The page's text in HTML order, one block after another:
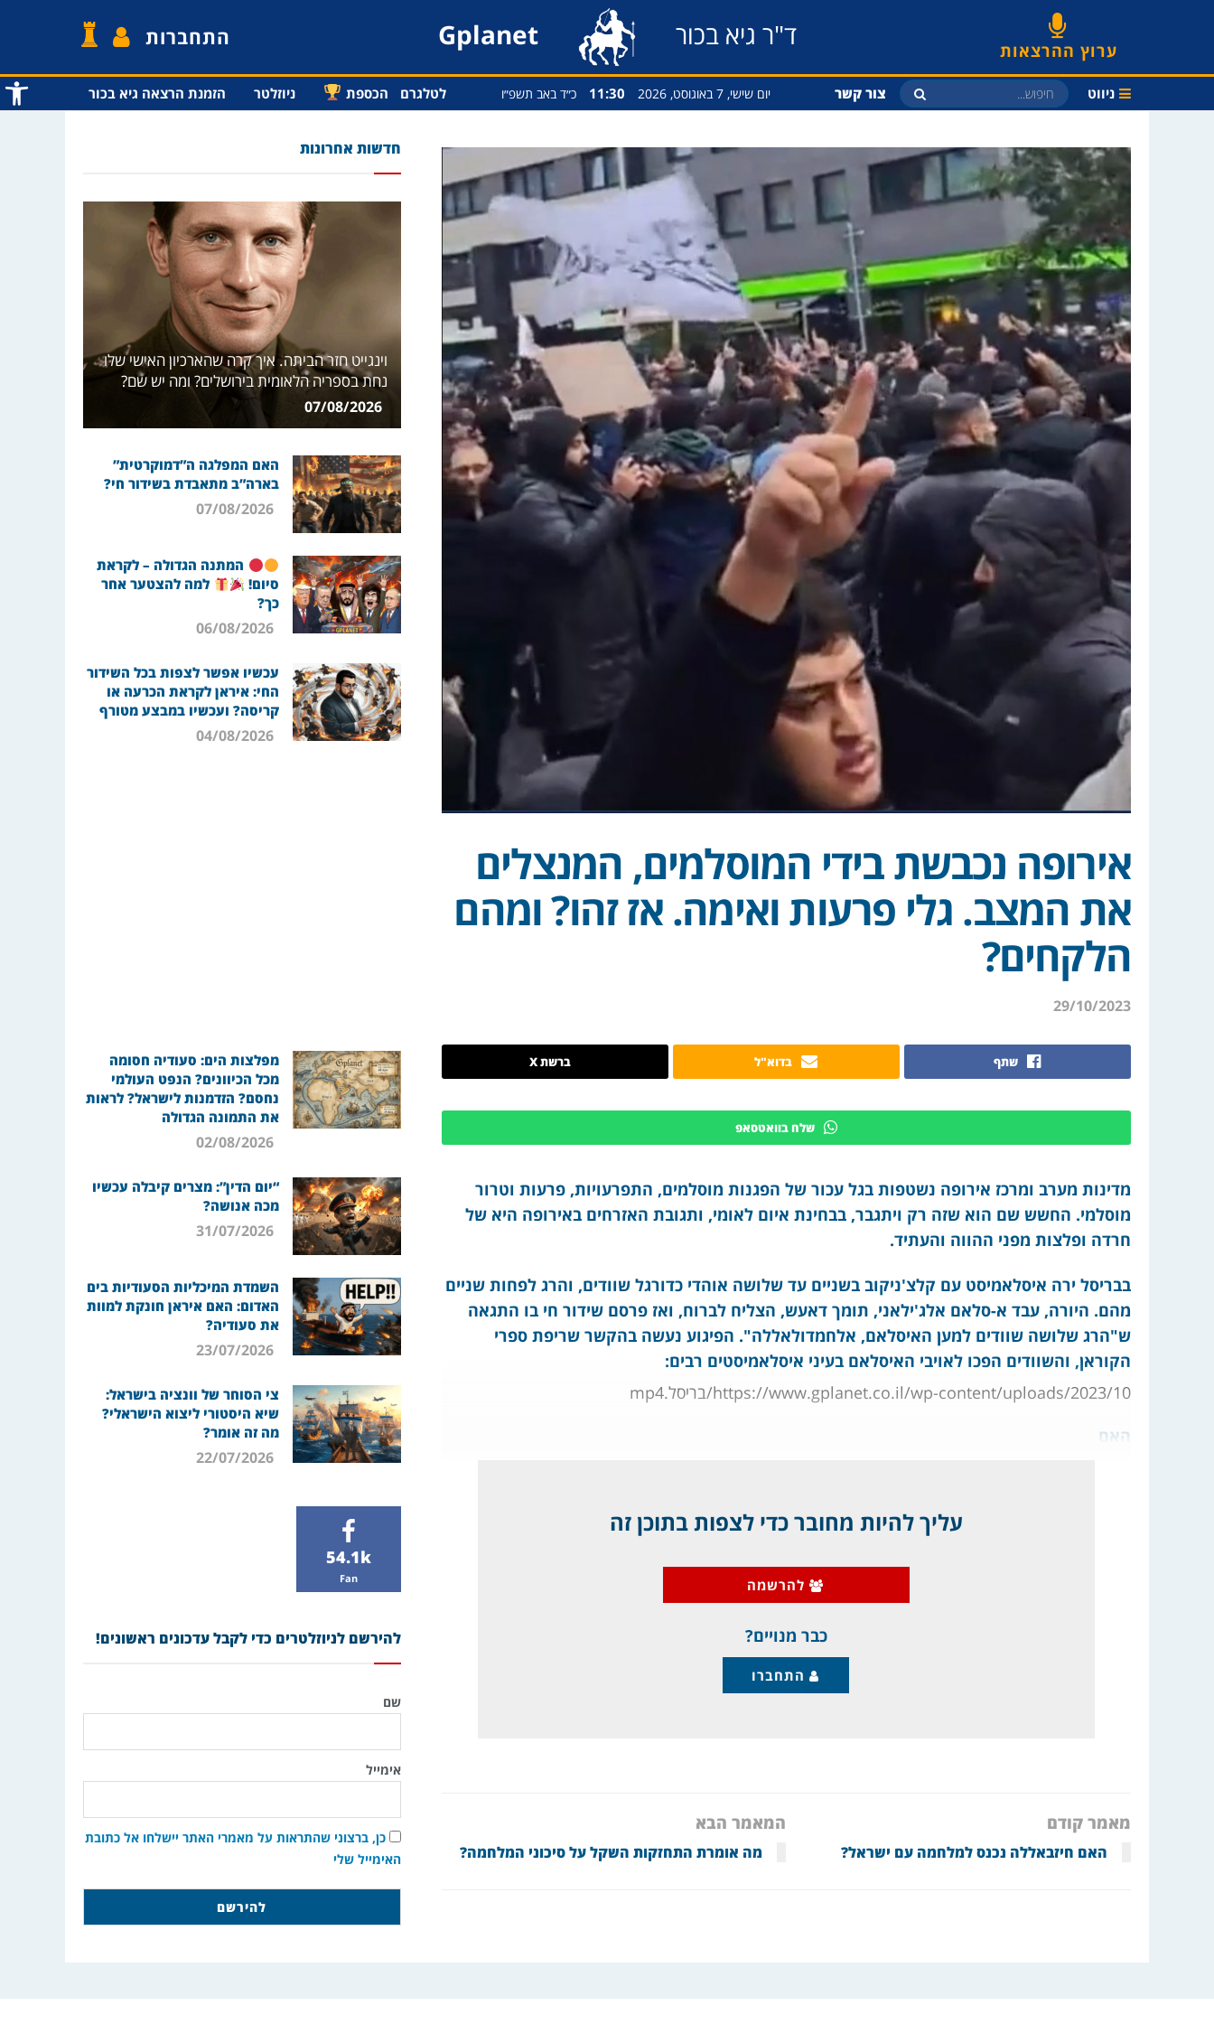
פתח
ערוץ ההרצאות ד"ר גיא בכור Gplanet התחברות
ניווט צור קשר יום שישי, 7 באוגוסט, 2026 11:30 כ״ד באב תשפ״ו לטלגרם הכספת ניוזלטר הזמנת הרצאה גיא בכור
אירופה נכבשת בידי המוסלמים, המנצלים
את המצב. גלי פרעות ואימה. אז זהו? ומהם
הלקחים?
29/10/2023
שתף בדוא"ל ברשת X
שלח בוואטסאפ
מדינות מערב ומרכז אירופה נשטפות בגל עכור של הפגנות מוסלמים, התפרעויות, פרעות וטרור
מוסלמי. החשש שם הוא שזה רק ויתגבר, בבחינת איום לאומי, ותגובת האזרחים באירופה היא של
חרדה ופלצות מפני ההווה והעתיד.
בבריסל ירה איסלאמיסט עם קלצ'ניקוב בשניים עד שלושה אוהדי כדורגל שוודים, והרג לפחות שניים
מהם. היורה, עבד א-סלאם אלג'ילאני, תומך דאעש, הצליח לברוח, ואז פרסם שידור חי בו התגאה
ש"הרג שלושה שוודים למען האיסלאם, אלחמדולאללה". הפיגוע נעשה בהקשר שריפת ספרי
הקוראן, והשוודים הפכו לאויבי האיסלאם בעיני איסלאמיסטים רבים:
https://www.gplanet.co.il/wp-content/uploads/2023/10/בריסל.mp4
האם
עליך להיות מחובר כדי לצפות בתוכן זה
להרשמה
כבר מנויים?
התחברו
מאמר קודם
האם חיזבאללה נכנס למלחמה עם ישראל?
המאמר הבא
מה אומרת התחזקות השקל על סיכוני המלחמה?
חדשות אחרונות
וינגייט חזר הביתה. איך קרה שהארכיון האישי שלו
נחת בספריה הלאומית בירושלים? ומה יש שם?
07/08/2026
האם המפלגה ה”דמוקרטית”
בארה”ב מתאבדת בשידור חי?
07/08/2026
המתנה הגדולה – לקראת
סיום!
למה להצטער אחר
כך?
06/08/2026
עכשיו אפשר לצפות בכל השידור
החי: איראן לקראת הכרעה או
קריסה? ועכשיו במבצע מטורף
04/08/2026
מפלצות הים: סעודיה חסומה
מכל הכיוונים? הנפט העולמי
נחסם? הזדמנות לישראל? לראות
את התמונה הגדולה
02/08/2026
“יום הדין”: מצרים קיבלה עכשיו
מכה אנושה?
31/07/2026
השמדת המיכליות הסעודיות בים
האדום: האם איראן חונקת למוות
את סעודיה?
23/07/2026
צי הסוחר של וונציה בישראל:
שיא היסטורי ליצוא הישראלי?
מה זה אומר?
22/07/2026
54.1k
Fan
להירשם לניוזלטרים כדי לקבל עדכונים ראשונים!
שם
אימייל
כן, ברצוני שהתראות על מאמרי האתר יישלחו אל כתובת
האימייל שלי